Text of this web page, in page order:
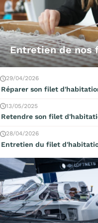
Entretien de nos
29/04/2026
Réparer son filet
13/05/2025
Retendre son filet
28/04/2026
Entretien du filet